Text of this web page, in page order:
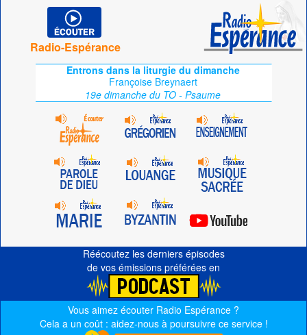
Radio-Espérance
Entrons dans la liturgie du dimanche
Françoise Breynaert
19e dimanche du TO - Psaume
Réécoutez les derniers épisodes
de vos émissions préférées en
Vous aimez écouter Radio Espérance ?
Cela a un coût : aidez-nous à poursuivre ce service !